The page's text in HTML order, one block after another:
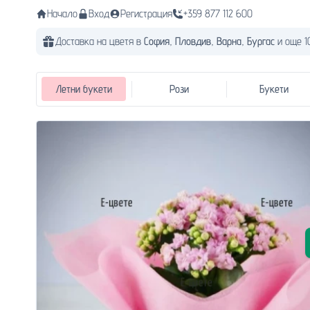
Начало Вход Регистрация +359 877 112 600
Доставка на цветя в София, Пловдив, Варна, Бургас и още
Летни букети Рози Букети